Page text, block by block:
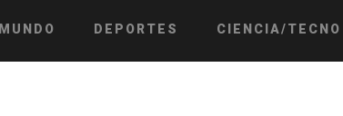
MUNDO DEPORTES CIENCIA/TECNO